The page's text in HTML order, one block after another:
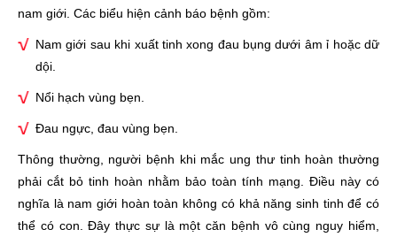
nam giới. Các biểu hiện cảnh báo bệnh gồm:
Nam giới sau khi xuất tinh xong đau bụng dưới âm ỉ hoặc dữ
dội.
Nổi hạch vùng bẹn.
Đau ngực, đau vùng bẹn.
Thông thường, người bệnh khi mắc ung thư tinh hoàn thường
phải cắt bỏ tinh hoàn nhằm bảo toàn tính mạng. Điều này có
nghĩa là nam giới hoàn toàn không có khả năng sinh tinh để có
thể có con. Đây thực sự là một căn bệnh vô cùng nguy hiểm,